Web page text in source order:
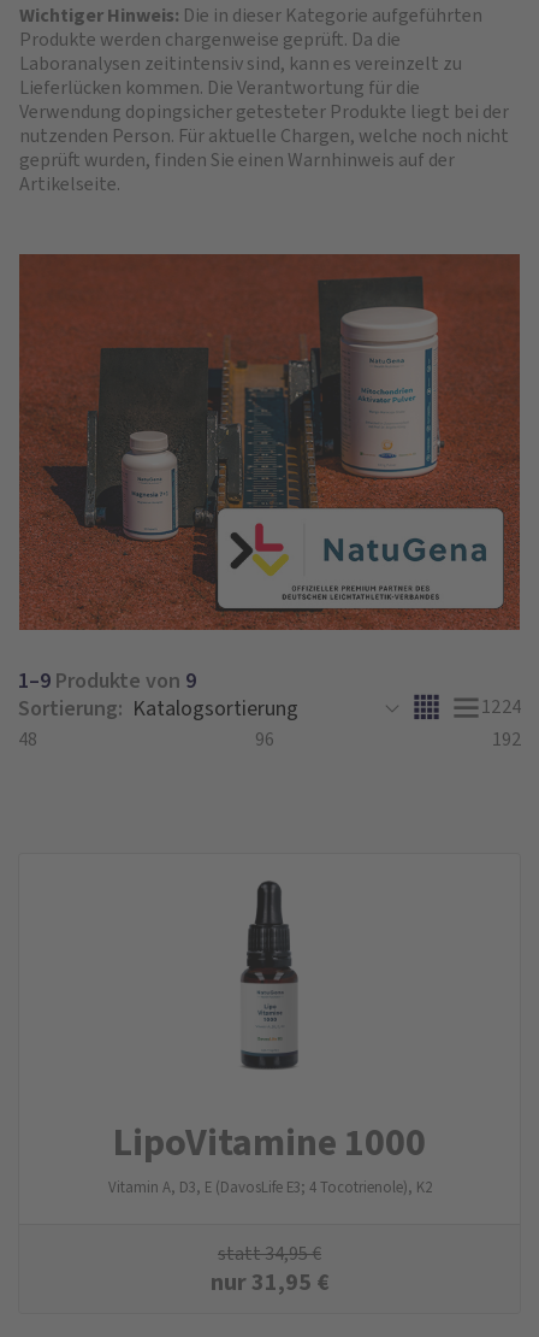
Wichtiger Hinweis: Die in dieser Kategorie aufgeführten
Produkte werden chargenweise geprüft. Da die
Laboranalysen zeitintensiv sind, kann es vereinzelt zu
Lieferlücken kommen. Die Verantwortung für die
Verwendung dopingsicher getesteter Produkte liegt bei der
nutzenden Person. Für aktuelle Chargen, welche noch nicht
geprüft wurden, finden Sie einen Warnhinweis auf der
Artikelseite.
1–9 Produkte von 9
Sortierung:
1224
48
96 192
LipoVitamine 1000
Vitamin A, D3, E (DavosLife E3; 4 Tocotrienole), K2
statt34,95€
nur31,95 €